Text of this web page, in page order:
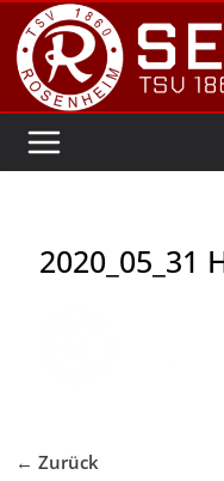
Zum
Inhalt
springen
2020_05_31
← Zurück